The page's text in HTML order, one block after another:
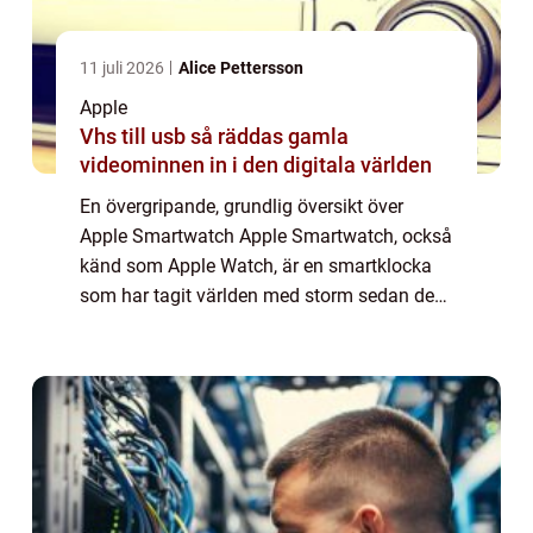
11 juli 2026 Alice Pettersson
Apple
Vhs till usb så räddas gamla
videominnen in i den digitala världen
En övergripande, grundlig översikt över
Apple Smartwatch Apple Smartwatch, också
känd som Apple Watch, är en smartklocka
som har tagit världen med storm sedan dess